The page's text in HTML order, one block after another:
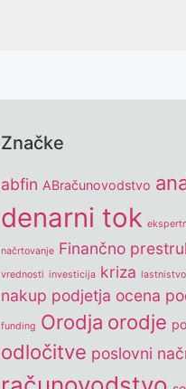
Značke
abfin ABračunovodstvo
denarni tok
načrtovanje Finančno
vrednosti investicija kriza lastnistvo
nakup podjetja ocena
funding Orodja orodje
odločitve poslovni